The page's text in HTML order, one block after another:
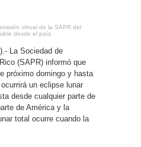
virtual de la SAPR del
desde el país
La Sociedad de
(SAPR) informó que
próximo domingo y hasta
un eclipse lunar
desde cualquier parte de
de América y la
total ocurre cuando la